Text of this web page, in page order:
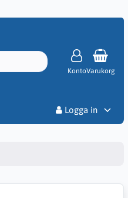
KontoVarukorg
Logga in